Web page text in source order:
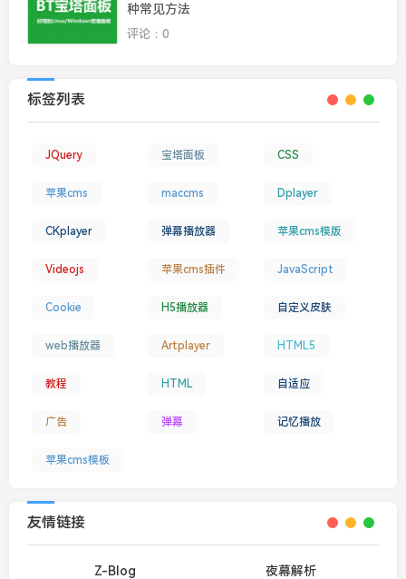
种常见方法
评论：0
标签列表
JQuery 宝塔面板 CSS
苹果cms maccms Dplayer
CKplayer 弹幕播放器 苹果cms模版
Videojs 苹果cms插件 JavaScript
Cookie H5播放器 自定义皮肤
web播放器 Artplayer HTML5
教程 HTML 自适应
广告 弹幕 记忆播放
苹果cms模板
友情链接
Z-Blog 夜幕解析